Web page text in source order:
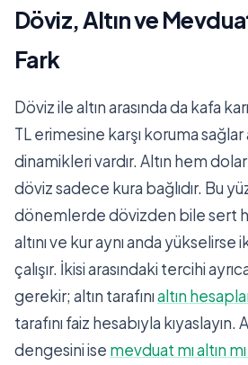
Döviz, Altın ve
Fark
Döviz ile altın arasında da kafa
TL erimesine karşı koruma sağlar
dinamikleri vardır. Altın hem
döviz sadece kura bağlıdır. Bu
dönemlerde dövizden bile sert
altını ve kur aynı anda
çalışır. İkisi arasındaki tercihi
gerekir; altın tarafınıaltın
tarafını faiz hesabıyla
dengesini ise mevduat mı altın mı